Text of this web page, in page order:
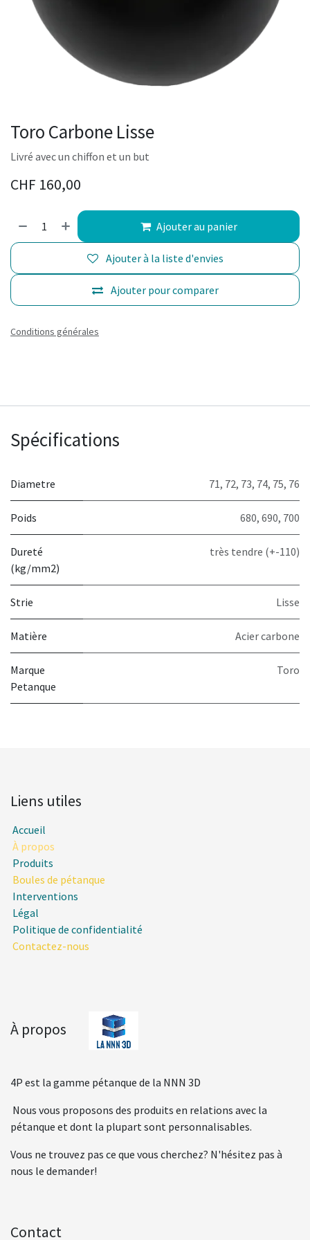
Toro Carbone Lisse
Livré avec un chiffon et un but
CHF 160,00
Ajouter au panier
Ajouter pour comparer
Ajouter à la liste d'envies
Conditions générales
Spécifications
Diametre 71, 72, 73, 74, 75, 76
Poids 680, 690, 700
Dureté
(kg/mm2)
très tendre (+-110)
Strie Lisse
Matière Acier carbone
Marque
Petanque
Toro
Liens utiles
Accueil
À propos
Produits
Boules de pétanque
Interventions
Légal
Politique de confidentialité
Contactez-nous
À propos
4P est la gamme pétanque de la NNN 3D
Nous vous proposons des produits en relations avec la
pétanque et dont la plupart sont personnalisables.
Vous ne trouvez pas ce que vous cherchez? N'hésitez pas à
nous le demander!
Contact